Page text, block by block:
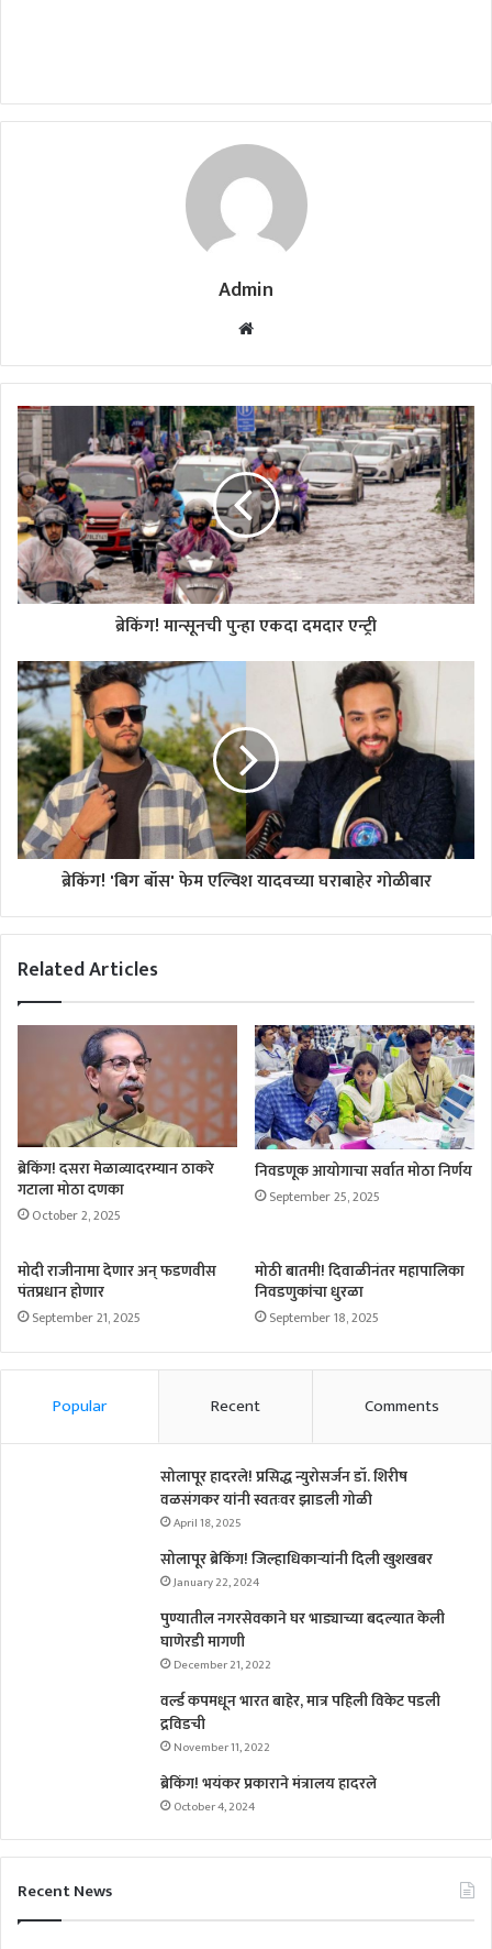
Admin
Website
ब्रेकिंग! मान्सूनची पुन्हा एकदा दमदार एन्ट्री
ब्रेकिंग! 'बिग बॉस' फेम एल्विश यादवच्या घराबाहेर गोळीबार
Related Articles
ब्रेकिंग! दसरा मेळाव्यादरम्यान ठाकरे
गटाला मोठा दणका
October 2, 2025
निवडणूक आयोगाचा सर्वात मोठा निर्णय
September 25, 2025
मोदी राजीनामा देणार अन् फडणवीस
पंतप्रधान होणार
September 21, 2025
मोठी बातमी! दिवाळीनंतर महापालिका
निवडणुकांचा धुरळा
September 18, 2025
Popular Recent Comments
सोलापूर हादरले! प्रसिद्ध न्युरोसर्जन डॉ. शिरीष
वळसंगकर यांनी स्वतःवर झाडली गोळी
April 18, 2025
सोलापूर ब्रेकिंग! जिल्हाधिकाऱ्यांनी दिली खुशखबर
January 22, 2024
पुण्यातील नगरसेवकाने घर भाड्याच्या बदल्यात केली
घाणेरडी मागणी
December 21, 2022
वर्ल्ड कपमधून भारत बाहेर, मात्र पहिली विकेट पडली
द्रविडची
November 11, 2022
ब्रेकिंग! भयंकर प्रकाराने मंत्रालय हादरले
October 4, 2024
Recent News